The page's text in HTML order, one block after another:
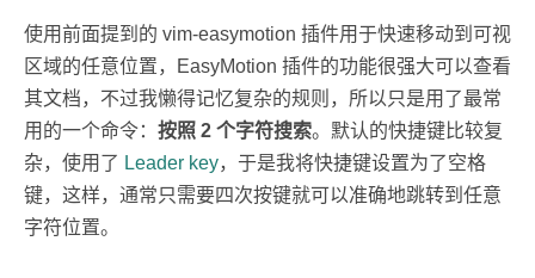
使用前面提到的 vim-easymotion 插件用于快速移动到可视
区域的任意位置，EasyMotion 插件的功能很强大可以查看
其文档，不过我懒得记忆复杂的规则，所以只是用了最常
用的一个命令： 按照 2 个字符搜索。默认的快捷键比较复
杂，使用了 Leader key，于是我将快捷键设置为了空格
键，这样，通常只需要四次按键就可以准确地跳转到任意
字符位置。